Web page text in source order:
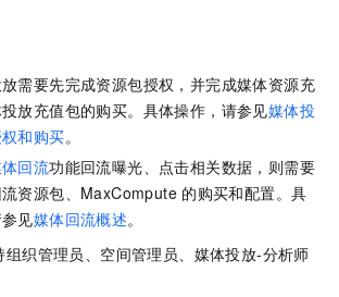
需要先完成资源包授权，并完成媒体资源充
放充值包的购买。具体操作，请参见媒体投
和购买。
回流功能回流曝光、点击相关数据，则需要
资源包、MaxCompute 的购买和配置。具
见媒体回流概述。
组织管理员、空间管理员、媒体投放-分析师